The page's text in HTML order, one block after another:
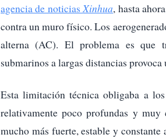
agencia de noticias Xinhua, hasta
contra un muro físico. Los
alterna (AC). El problema es que
submarinos a largas distancias
Esta limitación técnica obligaba a
relativamente poco profundas y
mucho más fuerte, estable y